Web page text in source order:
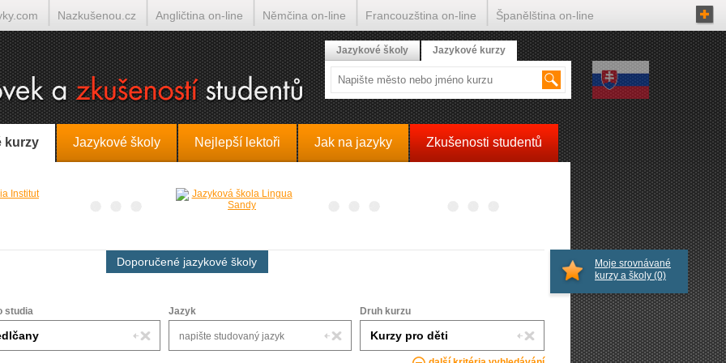
kurzy Jazykové školy Nejlepší lektoři Jak na jazyky Zkušenosti studentů
Doporučené jazykové školy
studia Jazyk Druh kurzu
Moje srovnávané
kurzy a školy (0)
Jazykové školy Jazykové kurzy
Nazkušenou.cz Angličtina on-line Němčina on-line Francouzština on-line Španělština on-line